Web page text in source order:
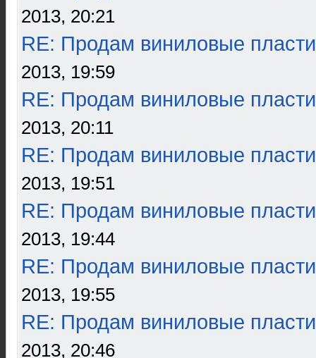
2013, 20:21
RE: Продам виниловые
2013, 19:59
RE: Продам виниловые
2013, 20:11
RE: Продам виниловые
2013, 19:51
RE: Продам виниловые
2013, 19:44
RE: Продам виниловые
2013, 19:55
RE: Продам виниловые
2013, 20:46